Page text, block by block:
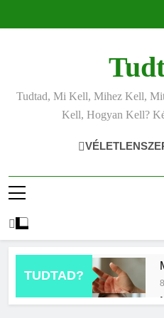
Tudtad, Mi Kell, Mihez Kell,
Kell, Hogyan Kell?
TUDTAD?